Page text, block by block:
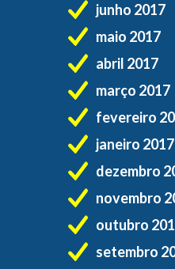
junho 2017
maio 2017
abril 2017
março 2017
fevereiro
janeiro 2017
dezembro
novembro
outubro
setembro